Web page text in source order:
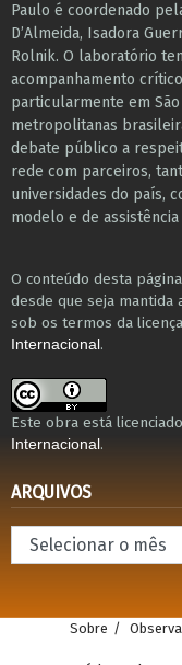
Paulo é coordenado
D’Almeida, Isadora
Rolnik. O laboratório
acompanhamento
particularmente em
metropolitanas
debate público a
r​e​de com parceiros,
universidades do país,
modelo e de
O conteúdo desta
desde que seja mantida
sob os termos da licença
Internacional .
Este obra está
Internacional .
ARQUIVOS
Arquivos
Sobre